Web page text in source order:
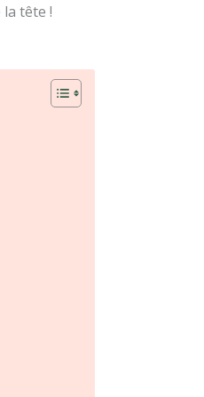
tête !